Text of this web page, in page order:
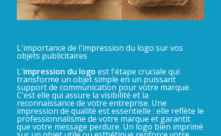
L'importance de l'impression du logo sur vos
objets publicitaires
L'impression du logo est l'étape cruciale qui
transforme un objet simple en un puissant
support de communication pour votre marque.
C'est elle qui assure la visibilité et la
reconnaissance de votre entreprise. Une
impression de qualité est essentielle : elle reflète le
professionnalisme de votre marque et garantit
que votre message perdure. Un logo bien imprimé